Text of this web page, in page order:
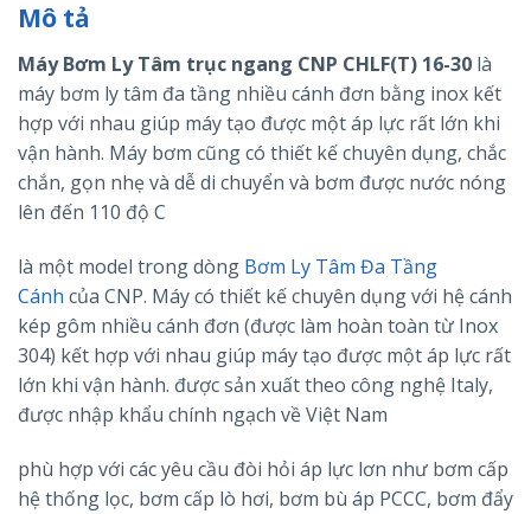
Mô tả
Máy Bơm Ly Tâm trục ngang CNP CHLF(T) 16-30 là
máy bơm ly tâm đa tầng nhiều cánh đơn bằng inox kết
hợp với nhau giúp máy tạo được một áp lực rất lớn khi
vận hành. Máy bơm cũng có thiết kế chuyên dụng, chắc
chắn, gọn nhẹ và dễ di chuyển và bơm được nước nóng
lên đến 110 độ C
là một model trong dòng Bơm Ly Tâm Đa Tầng
Cánh của CNP. Máy có thiết kế chuyên dụng với hệ cánh
kép gôm nhiều cánh đơn (được làm hoàn toàn từ Inox
304) kết hợp với nhau giúp máy tạo được một áp lực rất
lớn khi vận hành. được sản xuất theo công nghệ Italy,
được nhập khẩu chính ngạch về Việt Nam
phù hợp với các yêu cầu đòi hỏi áp lực lơn như bơm cấp
hệ thống lọc, bơm cấp lò hơi, bơm bù áp PCCC, bơm đẩy